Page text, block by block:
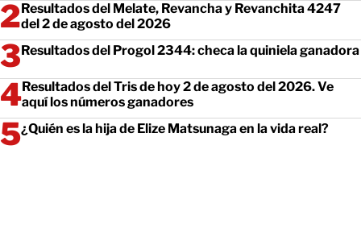
Resultados del Melate, Revancha y Revanchita 4247
del 2 de agosto del 2026
Resultados del Progol 2344: checa la quiniela ganadora
Resultados del Tris de hoy 2 de agosto del 2026. Ve
aquí los números ganadores
¿Quién es la hija de Elize Matsunaga en la vida real?